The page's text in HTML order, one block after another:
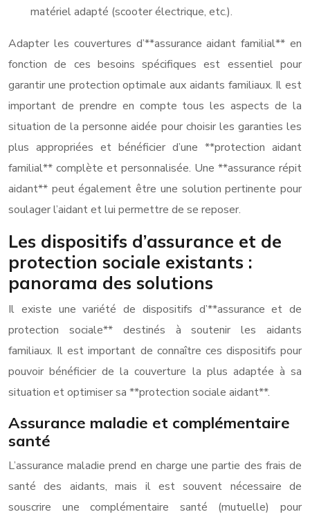
matériel adapté (scooter électrique, etc.).
Adapter les couvertures d’**assurance aidant familial** en
fonction de ces besoins spécifiques est essentiel pour
garantir une protection optimale aux aidants familiaux. Il est
important de prendre en compte tous les aspects de la
situation de la personne aidée pour choisir les garanties les
plus appropriées et bénéficier d’une **protection aidant
familial** complète et personnalisée. Une **assurance répit
aidant** peut également être une solution pertinente pour
soulager l’aidant et lui permettre de se reposer.
Les dispositifs d’assurance et de
protection sociale existants :
panorama des solutions
Il existe une variété de dispositifs d’**assurance et de
protection sociale** destinés à soutenir les aidants
familiaux. Il est important de connaître ces dispositifs pour
pouvoir bénéficier de la couverture la plus adaptée à sa
situation et optimiser sa **protection sociale aidant**.
Assurance maladie et complémentaire
santé
L’assurance maladie prend en charge une partie des frais de
santé des aidants, mais il est souvent nécessaire de
souscrire une complémentaire santé (mutuelle) pour